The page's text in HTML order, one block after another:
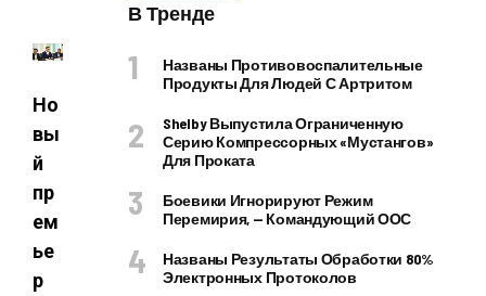
Но
вы
й
пр
ем
ье
р
В Тренде
Названы Противовоспалительные
Продукты Для Людей С Артритом
Shelby Выпустила Ограниченную
Серию Компрессорных «Мустангов»
Для Проката
Боевики Игнорируют Режим
Перемирия, — Командующий ООС
Названы Результаты Обработки 80%
Электронных Протоколов